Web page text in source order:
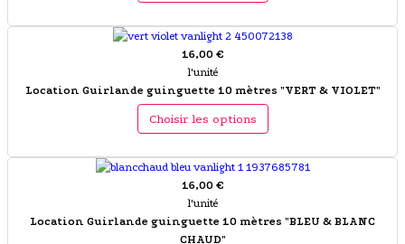
16,00 €
l'unité
Location Guirlande guinguette 10 mètres "VERT & VIOLET"
Choisir les options
16,00 €
l'unité
Location Guirlande guinguette 10 mètres "BLEU & BLANC
CHAUD"